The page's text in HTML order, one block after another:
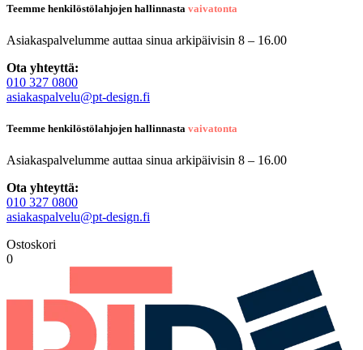
Teemme henkilöstölahjojen hallinnasta vaivatonta
Asiakaspalvelumme auttaa sinua arkipäivisin 8 – 16.00
Ota yhteyttä:
010 327 0800
asiakaspalvelu@pt-design.fi
Teemme henkilöstölahjojen hallinnasta vaivatonta
Asiakaspalvelumme auttaa sinua arkipäivisin 8 – 16.00
Ota yhteyttä:
010 327 0800
asiakaspalvelu@pt-design.fi
Ostoskori
0